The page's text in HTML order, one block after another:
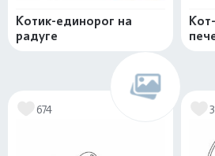
Котик-единорог на
радуге
674